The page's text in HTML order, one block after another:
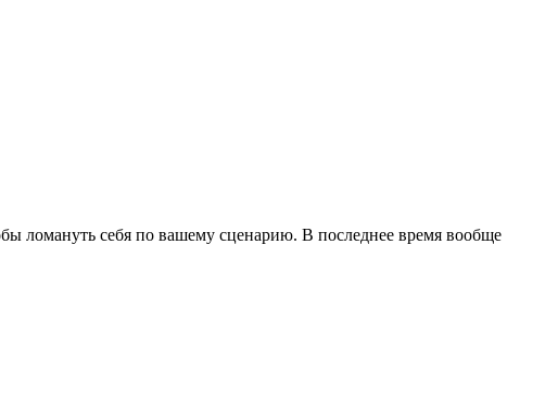
ломануть себя по вашему сценарию. В последнее время вообще